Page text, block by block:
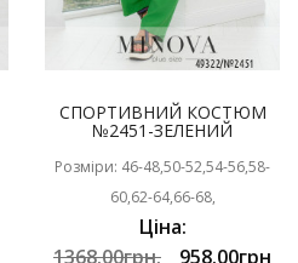
СПОРТИВНИЙ КОСТЮМ
№2451-ЗЕЛЕНИЙ
Розміри: 46-48,50-52,54-56,58-
60,62-64,66-68,
Ціна:
1368.00грн.
958.00грн